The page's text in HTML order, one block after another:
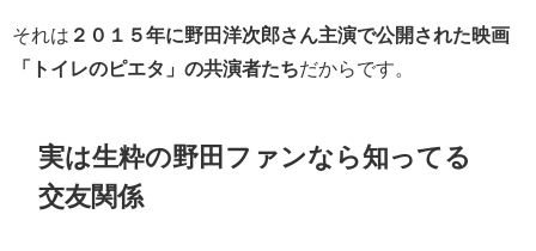
それは ２０１５年に野田洋次郎さん主演で公開された映画
「トイレのピエタ」の共演者たちだからです。
実は生粋の野田ファンなら知ってる
交友関係